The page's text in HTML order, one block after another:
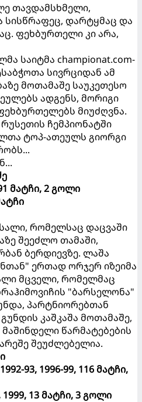
თავდამსხმელი,
დარტყმაც და
ფეხბურთელი კი არა,
საიტმა championat.com-
სივრციდან ამ
მოთამაშე საუკეთესო
ადგენს, მორიგი
მიუძღვნა.
ჩემპიონატში
ტოპ-ათეულს გიორგი
მატჩი, 2 გოლი
რომელსაც დაცვაში
შეეძლო თამაში,
ბერდიევზე. ლაშა
ერთად ორჯერ იზეიმა
მცველი, რომელმაც
"ბარსელონა"
პარტნიორებთან
კაშკაშა მოთამაშე,
წარმატებების
შეუძლებელია.
93, 1996-99, 116 მატჩი,
13 მატჩი, 3 გოლი